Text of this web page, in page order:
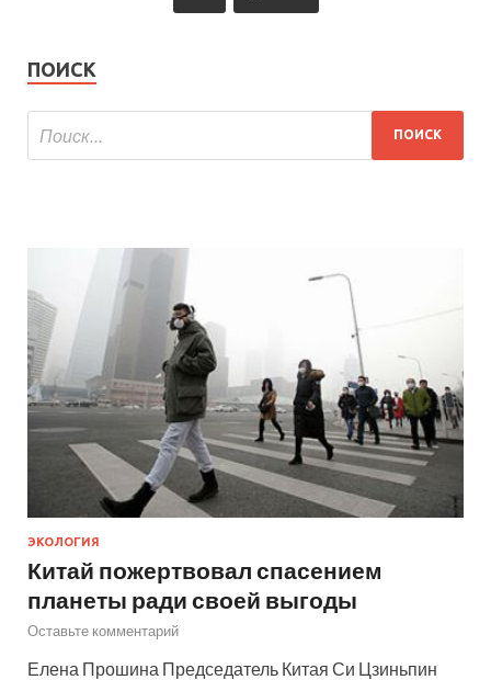
ПОИСК
ЭКОЛОГИЯ
Китай пожертвовал спасением
планеты ради своей выгоды
Оставьте комментарий
Елена Прошина Председатель Китая Си Цзиньпин